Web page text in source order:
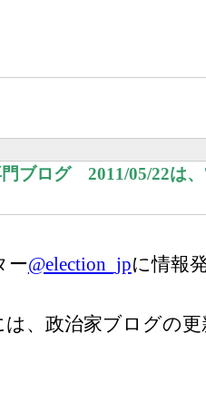
ブログ 2011/05/22は
ー@election_jpに情報
は、政治家ブログの